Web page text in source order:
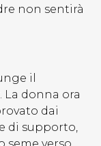
non sentirà
il
La donna ora
dai
di supporto,